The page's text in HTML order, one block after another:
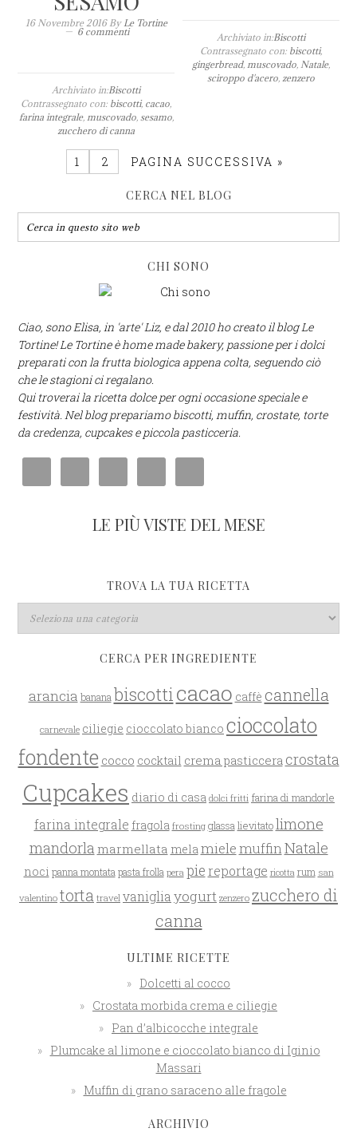
16 Novembre 2016ByLe Tortine
6 commenti
Archiviato in:Biscotti
Contrassegnato con: biscotti, cacao,
farina integrale, muscovado, sesamo,
zucchero di canna
Archiviato in:Biscotti
Contrassegnato con: biscotti,
gingerbread, muscovado, Natale,
sciroppo d'acero, zenzero
1 2 PAGINA SUCCESSIVA »
CERCA NEL BLOG
CHI SONO
Ciao, sono Elisa, in 'arte' Liz, e dal 2010 ho creato il blog Le
Tortine! Le Tortine è home made bakery, passione per i dolci
preparati con la frutta biologica appena colta, seguendo ciò
che le stagioni ci regalano.
Qui troverai la ricetta dolce per ogni occasione speciale e
festività. Nel blog prepariamo biscotti, muffin, crostate, torte
da credenza, cupcakes e piccola pasticceria.
LE PIÙ VISTE DEL MESE
TROVA LA TUA RICETTA
CERCA PER INGREDIENTE
arancia banana biscotticacao caffè cannella
carnevale ciliegie cioccolato bianco cioccolato
fondente cocco cocktail crema pasticcera crostata
Cupcakes diario di casa dolci fritti farina di mandorle
farina integrale fragola frosting glassa lievitato limone
mandorla marmellata melamielemuffin Natale
noci panna montata pasta frolla pera pie reportage ricotta rum san
valentino torta travel vaniglia yogurt zenzero zucchero di
canna
ULTIME RICETTE
Dolcetti al cocco
Crostata morbida crema e ciliegie
Pan d’albicocche integrale
Plumcake al limone e cioccolato bianco di Iginio
Massari
Muffin di grano saraceno alle fragole
ARCHIVIO